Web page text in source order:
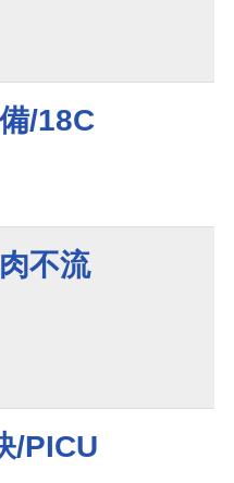
/18C
不流
/PICU